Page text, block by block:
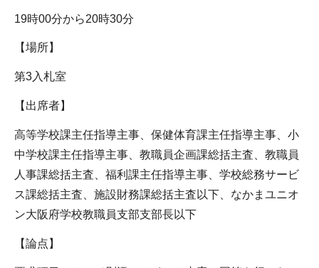
19時00分から20時30分
【場所】
第3入札室
【出席者】
高等学校課主任指導主事、保健体育課主任指導主事、小
中学校課主任指導主事、教職員企画課総括主査、教職員
人事課総括主査、福利課主任指導主事、学校総務サービ
ス課総括主査、施設財務課総括主査以下、なかまユニオ
ン大阪府学校教職員支部支部長以下
【論点】